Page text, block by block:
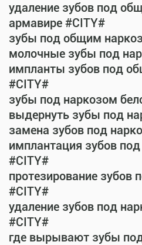
удаление зубов под
армавире #CITY#
зубы под общим
молочные зубы под
импланты зубов под
#CITY#
зубы под наркозом
выдернуть зубы под
замена зубов под
имплантация зубов
#CITY#
протезирование
#CITY#
удаление зубов под
#CITY#
где вырывают зубы